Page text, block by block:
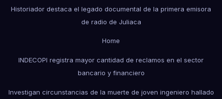
Historiador destaca el legado documental de la primera emisora
de radio de Juliaca
Home
INDECOPI registra mayor cantidad de reclamos en el sector
bancario y financiero
Investigan circunstancias de la muerte de joven ingeniero hallado